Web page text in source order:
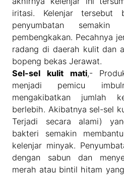
iritasi. Kelenjar
penyumbatan
pembengkakan. Pecahnya
radang di daerah kulit dan
bopeng bekas Jerawat.
Sel-sel kulit mati,-
menjadi pemicu
mengakibatkan jumlah
berlebih. Akibatnya sel-sel
Terjadi secara alami)
bakteri semakin
kelenjar minyak.
dengan sabun dan
merah atau bintil hitam